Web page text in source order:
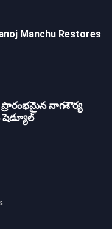
Manchu Restores
నాగశౌర్య